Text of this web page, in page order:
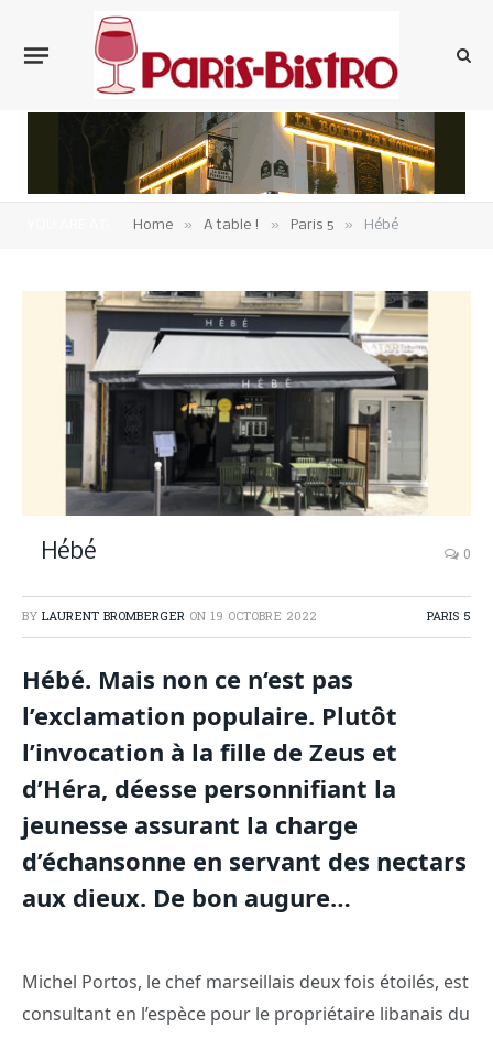
Home » A table ! » Paris 5 » Hébé
Hébé 0
BY LAURENT BROMBERGER ON 19 OCTOBRE 2022 PARIS 5
Hébé. Mais non ce n‘est pas
l’exclamation populaire. Plutôt
l’invocation à la fille de Zeus et
d’Héra, déesse personnifiant la
jeunesse assurant la charge
d’échansonne en servant des nectars
aux dieux. De bon augure…
Michel Portos, le chef marseillais deux fois étoilés, est
consultant en l’espèce pour le propriétaire libanais du